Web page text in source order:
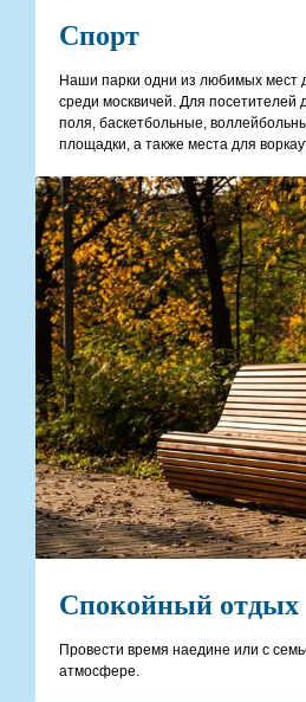
Спорт
Наши парки одни из любимых мест
среди москвичей. Для посетителей
поля, баскетбольные,
площадки, а также места для
Спокойный отдых
Провести время наедине или с
атмосфере.